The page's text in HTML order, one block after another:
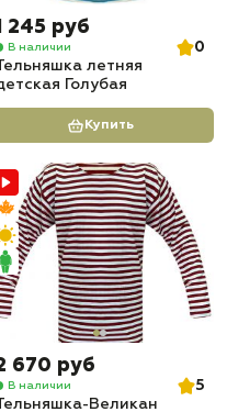
245 руб
В наличии
0
летняя
Голубая
Купить
670 руб
В наличии
5
Великан